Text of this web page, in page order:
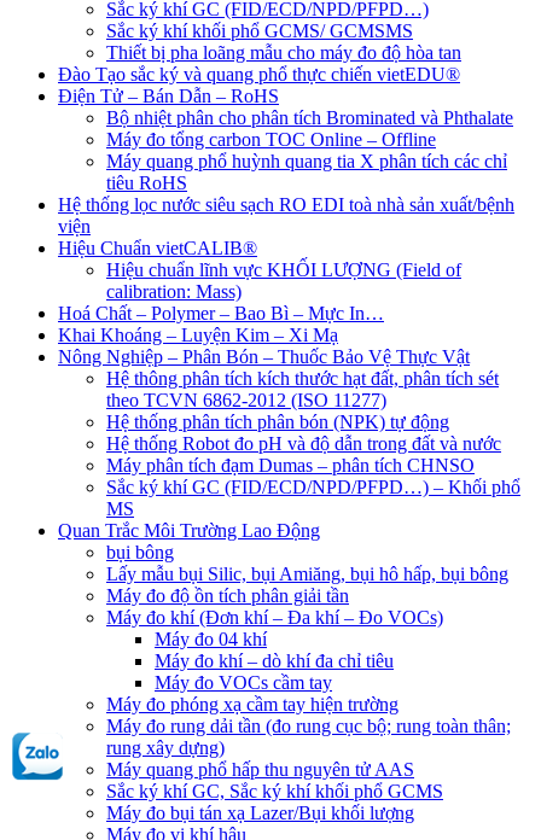
Sắc ký khí GC (FID/ECD/NPD/PFPD…)
Sắc ký khí khối phổ GCMS/ GCMSMS
Thiết bị pha loãng mẫu cho máy đo độ hòa tan
Đào Tạo sắc ký và quang phổ thực chiến vietEDU®
Điện Tử – Bán Dẫn – RoHS
Bộ nhiệt phân cho phân tích Brominated và Phthalate
Máy đo tổng carbon TOC Online – Offline
Máy quang phổ huỳnh quang tia X phân tích các chỉ
tiêu RoHS
Hệ thống lọc nước siêu sạch RO EDI​​ toà nhà sản xuất/bệnh
viện
Hiệu Chuẩn vietCALIB®
Hiệu chuẩn lĩnh vực KHỐI LƯỢNG (Field of
calibration: Mass)
Hoá Chất – Polymer – Bao Bì – Mực In…
Khai Khoáng – Luyện Kim – Xi Mạ
Nông Nghiệp – Phân Bón – Thuốc Bảo Vệ Thực Vật
Hệ thông phân tích kích thước hạt đất, phân tích sét
theo TCVN 6862-2012 (ISO 11277)
Hệ thống phân tích phân bón (NPK) tự động
Hệ thống Robot đo pH và độ dẫn trong đất và nước
Máy phân tích đạm Dumas – phân tích CHNSO
Sắc ký khí GC (FID/ECD/NPD/PFPD…) – Khối phổ
MS
Quan Trắc Môi Trường Lao Động
bụi bông
Lấy mẫu bụi Silic, bụi Amiăng, bụi hô hấp, bụi bông
Máy đo độ ồn tích phân giải tần
Máy đo khí (Đơn khí – Đa khí – Đo VOCs)
Máy đo 04 khí
Máy đo khí – dò khí đa chỉ tiêu
Máy đo VOCs cầm tay
Máy đo phóng xạ cầm tay hiện trường
Máy đo rung dải tần (đo rung cục bộ; rung toàn thân;
rung xây dựng)
Máy quang phổ hấp thu nguyên tử AAS
Sắc ký khí GC, Sắc ký khí khối phổ GCMS
Máy đo bụi tán xạ Lazer/Bụi khối lượng
Máy đo vi khí hậu